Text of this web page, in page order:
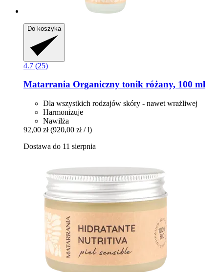
Do koszyka
4.7 (25)
Matarrania Organiczny tonik różany, 100 ml
Dla wszystkich rodzajów skóry - nawet wrażliwej
Harmonizuje
Nawilża
92,00 zł (920,00 zł / l)
Dostawa do 11 sierpnia